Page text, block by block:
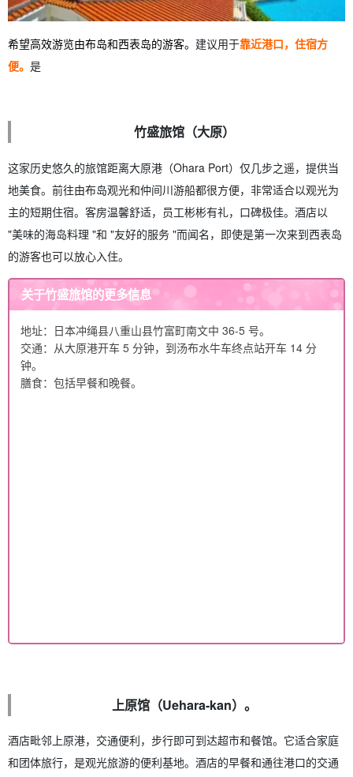
希望高效游览由布岛和西表岛的游客。 建议用于靠近港口，住宿方
便。 是
竹盛旅馆（大原）
这家历史悠久的旅馆距离大原港（Ohara Port）仅几步之遥，提供当
地美食。前往由布岛观光和仲间川游船都很方便，非常适合以观光为
主的短期住宿。客房温馨舒适，员工彬彬有礼，口碑极佳。酒店以
"美味的海岛料理 "和 "友好的服务 "而闻名，即使是第一次来到西表岛
的游客也可以放心入住。
关于竹盛旅馆的更多信息
地址：日本冲绳县八重山县竹富町南文中 36-5 号。
交通：从大原港开车 5 分钟，到汤布水牛车终点站开车 14 分
钟。
膳食：包括早餐和晚餐。
上原馆（Uehara-kan）。
酒店毗邻上原港，交通便利，步行即可到达超市和餐馆。它适合家庭
和团体旅行，是观光旅游的便利基地。酒店的早餐和通往港口的交通